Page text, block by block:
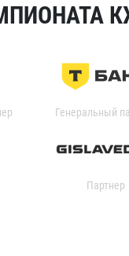
Генеральный
Партнер